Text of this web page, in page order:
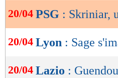
20/04 PSG : Skriniar,
20/04 Lyon : Sage
20/04 Lazio :